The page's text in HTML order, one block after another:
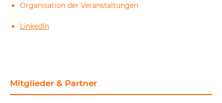
Organisation der Veranstaltungen
LinkedIn
Mitglieder & Partner